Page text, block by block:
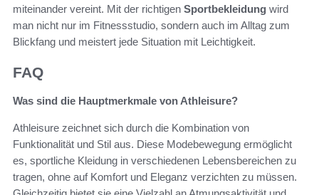
miteinander vereint. Mit der richtigen Sportbekleidung wird
man nicht nur im Fitnessstudio, sondern auch im Alltag zum
Blickfang und meistert jede Situation mit Leichtigkeit.
FAQ
Was sind die Hauptmerkmale von Athleisure?
Athleisure zeichnet sich durch die Kombination von
Funktionalität und Stil aus. Diese Modebewegung ermöglicht
es, sportliche Kleidung in verschiedenen Lebensbereichen zu
tragen, ohne auf Komfort und Eleganz verzichten zu müssen.